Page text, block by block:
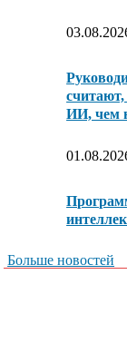
ИИ, чем
Больше новостей